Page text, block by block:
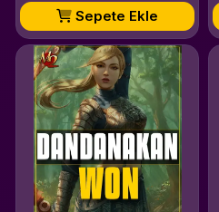
Sepete Ekle